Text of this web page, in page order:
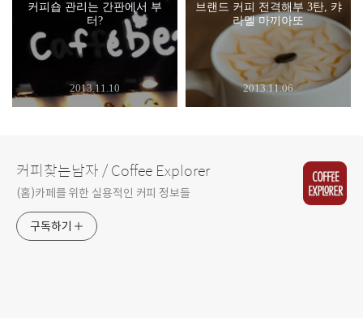
커피숍 관리는 간판에서 부
터?
2013.11.10
브랜드 커피 전격해부 3탄, 캬
라멜 마끼아또
2013.11.06
커피찾는남자 / Coffee Explorer
(홈)카페를 위한 실용적인 커피 정보들
구독하기